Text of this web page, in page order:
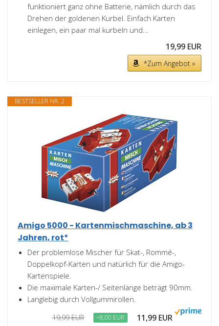
funktioniert ganz ohne Batterie, nämlich durch das
Drehen der goldenen Kurbel. Einfach Karten
einlegen, ein paar mal kurbeln und...
19,99 EUR
*Zum Angebot »
BESTSELLER NR. 2
Amigo 5000 - Kartenmischmaschine, ab 3
Jahren, rot*
Der problemlose Mischer für Skat-, Rommé-,
Doppelkopf-Karten und natürlich für die Amigo-
Kartenspiele.
Die maximale Karten-/ Seitenlänge beträgt 90mm.
Langlebig durch Vollgummirollen.
19,99 EUR −8,00 EUR 11,99 EUR